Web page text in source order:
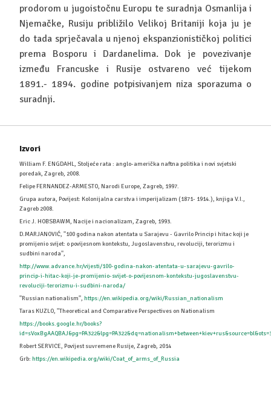
prodorom u jugoistočnu Europu te suradnja Osmanlija i
Njemačke, Rusiju približilo Velikoj Britaniji koja ju je
do tada sprječavala u njenoj ekspanzionističkoj politici
prema Bosporu i Dardanelima. Dok je povezivanje
između Francuske i Rusije ostvareno već tijekom
1891.- 1894. godine potpisivanjem niza sporazuma o
suradnji.
Izvori
William F. ENGDAHL, Stoljeće rata : anglo-američka naftna politika i novi svjetski
poredak, Zagreb, 2008.
Felipe FERNANDEZ-ARMESTO, Narodi Europe, Zagreb, 1997.
Grupa autora, Povijest: Kolonijalna carstva i imperijalizam (1871- 1914.), knjiga V.I.,
Zagreb 2008.
Eric J. HOBSBAWM, Nacije i nacionalizam, Zagreb, 1993.
D.MARJANOVIĆ, ''100 godina nakon atentata u Sarajevu - Gavrilo Princip i hitac koji je
promijenio svijet: o povijesnom kontekstu, Jugoslavenstvu, revoluciji, terorizmu i
sudbini naroda'',
http://www.advance.hr/vijesti/100-godina-nakon-atentata-u-sarajevu-gavrilo-
princip-i-hitac-koji-je-promijenio-svijet-o-povijesnom-kontekstu-jugoslavenstvu-
revoluciji-terorizmu-i-sudbini-naroda/
''Russian nationalism'', https://en.wikipedia.org/wiki/Russian_nationalism
Taras KUZLO, ''Theoretical and Comparative Perspectives on Nationalism
https://books.google.hr/books?
Robert SERVICE, Povijest suvremene Rusije, Zagreb, 2014
Grb: https://en.wikipedia.org/wiki/Coat_of_arms_of_Russia